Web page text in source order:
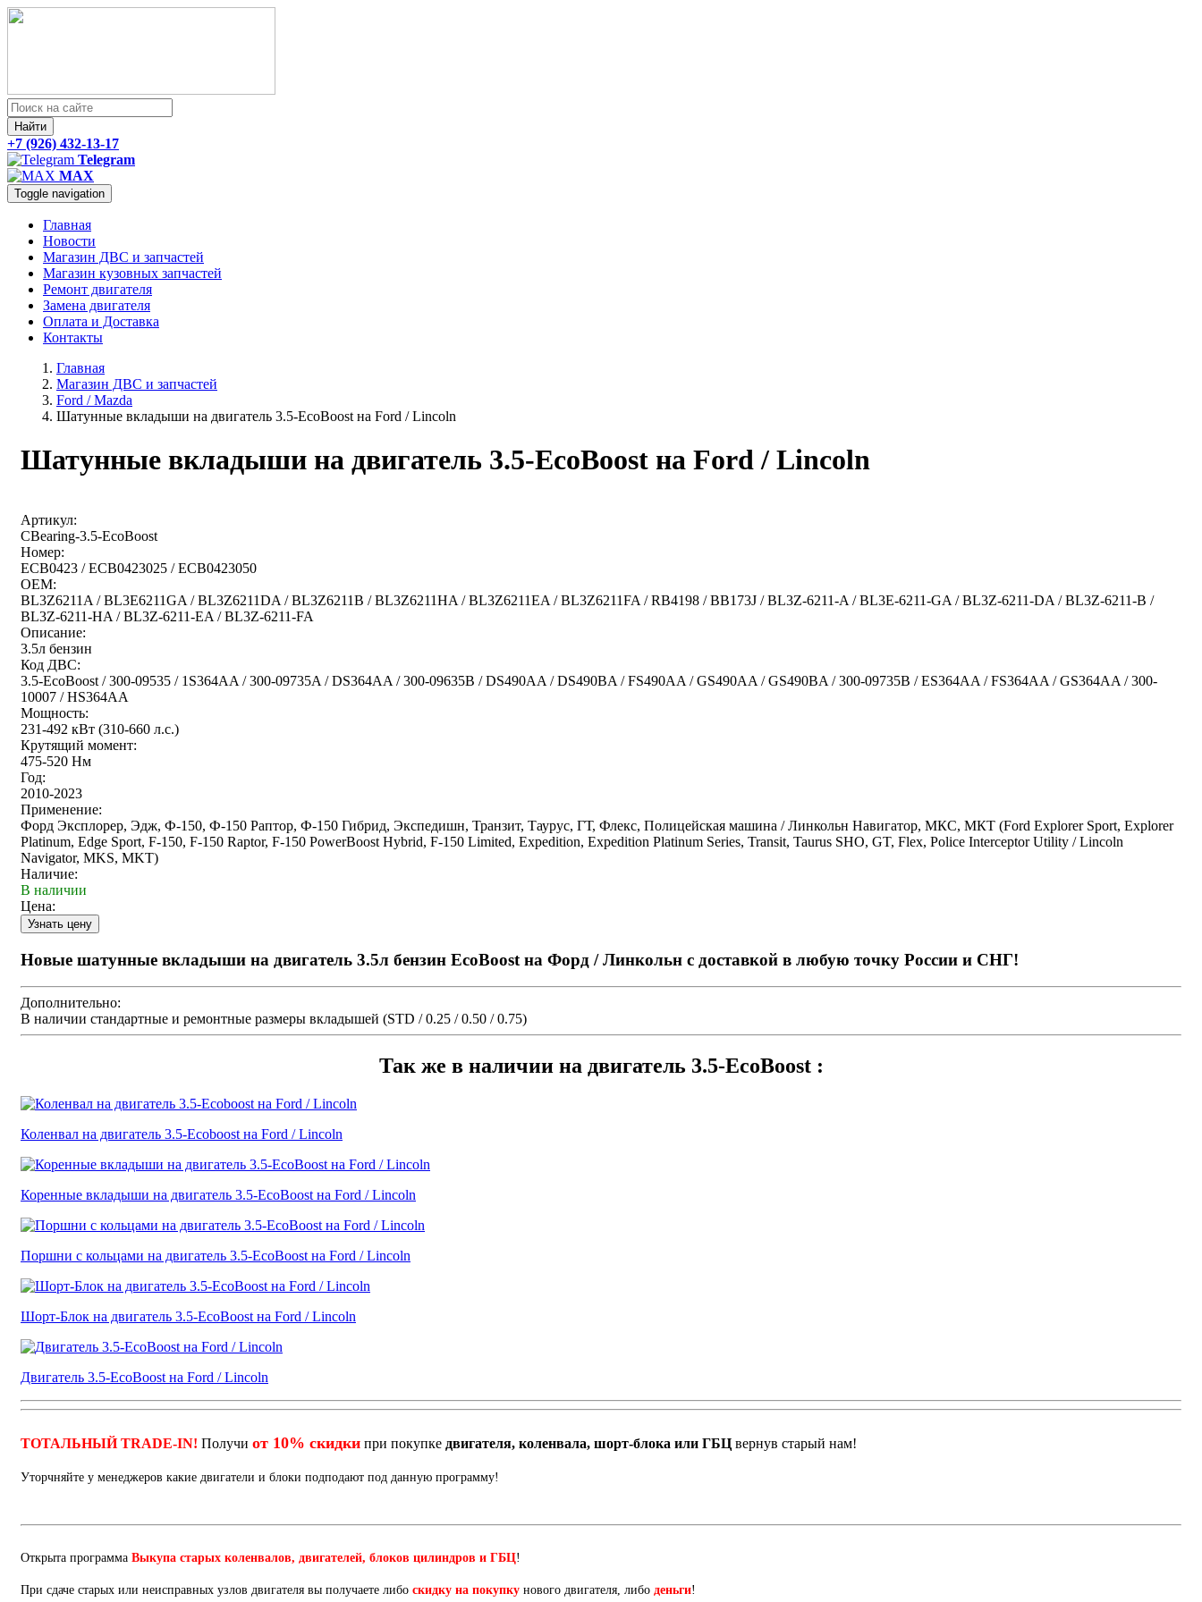
Найти
+7 (926) 432-13-17
Telegram
MAX
Toggle navigation
Главная
Новости
Магазин ДВС и запчастей
Магазин кузовных запчастей
Ремонт двигателя
Замена двигателя
Оплата и Доставка
Контакты
Главная
Магазин ДВС и запчастей
Ford / Mazda
Шатунные вкладыши на двигатель 3.5-EcoBoost на Ford / Lincoln
Шатунные вкладыши на двигатель 3.5-EcoBoost на Ford / Lincoln
Артикул:
CBearing-3.5-EcoBoost
Номер:
ECB0423 / ECB0423025 / ECB0423050
OEM:
BL3Z6211A / BL3E6211GA / BL3Z6211DA / BL3Z6211B / BL3Z6211HA / BL3Z6211EA / BL3Z6211FA / RB4198 / BB173J / BL3Z-6211-A / BL3E-6211-GA / BL3Z-6211-DA / BL3Z-6211-B /
BL3Z-6211-HA / BL3Z-6211-EA / BL3Z-6211-FA
Описание:
3.5л бензин
Код ДВС:
3.5-EcoBoost / 300-09535 / 1S364AA / 300-09735A / DS364AA / 300-09635B / DS490AA / DS490BA / FS490AA / GS490AA / GS490BA / 300-09735B / ES364AA / FS364AA / GS364AA / 300-
10007 / HS364AA
Мощность:
231-492 кВт (310-660 л.с.)
Крутящий момент:
475-520 Нм
Год:
2010-2023
Применение:
Форд Эксплорер, Эдж, Ф-150, Ф-150 Раптор, Ф-150 Гибрид, Экспедишн, Транзит, Таурус, ГТ, Флекс, Полицейская машина / Линкольн Навигатор, МКС, МКТ (Ford Explorer Sport, Explorer
Platinum, Edge Sport, F-150, F-150 Raptor, F-150 PowerBoost Hybrid, F-150 Limited, Expedition, Expedition Platinum Series, Transit, Taurus SHO, GT, Flex, Police Interceptor Utility / Lincoln
Navigator, MKS, MKT)
Наличие:
В наличии
Цена:
Новые шатунные вкладыши на двигатель 3.5л бензин EcoBoost на Форд / Линкольн с доставкой в любую точку России и СНГ!
Дополнительно:
В наличии стандартные и ремонтные размеры вкладышей (STD / 0.25 / 0.50 / 0.75)
Так же в наличии на двигатель 3.5-EcoBoost :
Коленвал на двигатель 3.5-Ecoboost на Ford / Lincoln
Коренные вкладыши на двигатель 3.5-EcoBoost на Ford / Lincoln
Поршни с кольцами на двигатель 3.5-EcoBoost на Ford / Lincoln
Шорт-Блок на двигатель 3.5-EcoBoost на Ford / Lincoln
Двигатель 3.5-EcoBoost на Ford / Lincoln
ТОТАЛЬНЫЙ TRADE-IN! Получи от 10% скидки при покупке двигателя, коленвала, шорт-блока или ГБЦ вернув старый нам!
Уторчняйте у менеджеров какие двигатели и блоки подподают под данную программу!
Открыта программа Выкупа старых коленвалов, двигателей, блоков цилиндров и ГБЦ!
При сдаче старых или неисправных узлов двигателя вы получаете либо скидку на покупку нового двигателя, либо деньги!